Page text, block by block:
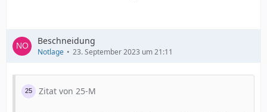
Beschneidung
Notlage 23. September 2023 um 21:11
Zitat von 25-M